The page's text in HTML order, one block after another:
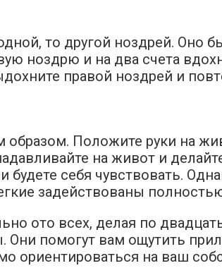
то другой ноздрей. Оно
ноздрю и на два счета
правой ноздрей и
Положите руки на
на живот и
себя чувствовать.
задействованы
ото всех, делая по
помогут вам ощутить
ориентироваться на ваш